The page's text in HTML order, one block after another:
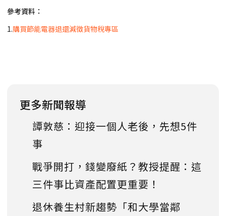
參考資料：
1.購買節能電器退還減徵貨物稅專區
更多新聞報導
譚敦慈：迎接一個人老後，先想5件
事
戰爭開打，錢變廢紙？教授提醒：這
三件事比資產配置更重要！
退休養生村新趨勢「和大學當鄰